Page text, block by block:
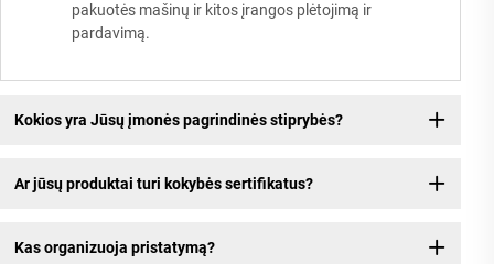
pakuotės mašinų ir kitos įrangos plėtojimą ir
pardavimą.
Kokios yra Jūsų įmonės pagrindinės stiprybės?
Ar jūsų produktai turi kokybės sertifikatus?
Kas organizuoja pristatymą?